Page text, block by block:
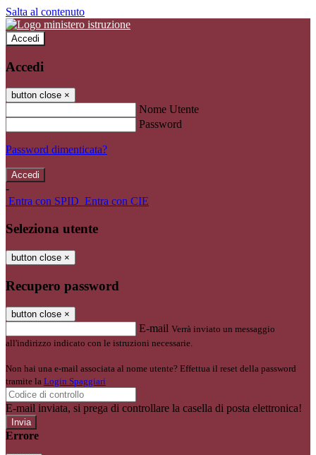
Salta al contenuto
Accedi
Accedi
button close ×
Nome Utente
Password
Password dimenticata?
-
Entra con SPID Entra con CIE
Seleziona utente
button close ×
Recupero password
button close ×
E-mail Verrà inviato un messaggio
all'indirizzo indicato con le istruzioni necessarie.
Non hai una e-mail associata al nome utente? Effettua il reset della password
tramite la Login Spaggiari
E-mail inviata, si prega di controllare la casella di posta elettronica!
Errore